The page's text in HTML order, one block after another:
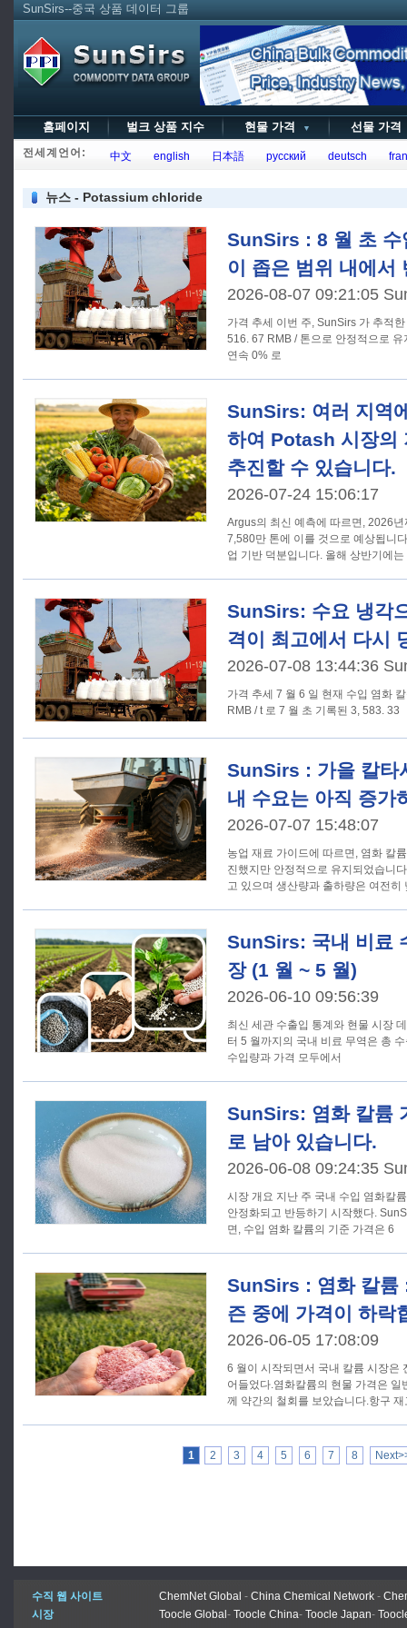
SunSirs--중국 상품 데이터 그룹
홈페이지 벌크 상품 지수 현물 가격 ▼ 선물 가
전세계언어: 中文 english 日本語 русский deutsch
뉴스 - Potassium chloride
SunSirs : 8 월 초 수
이 좁은 범위 내에서
2026-08-07 09:21:05
가격 추세 이번 주, SunSirs 가 추적한 수입 염화 칼륨의 기준 가격은 3,
516. 67 RMB / 톤으로 안정적으로
연속 0% 로
SunSirs: 여러 지역
하여 Potash 시장의
추진할 수 있습니다.
2026-07-24 15:06:17
Argus의 최신 예측에 따르면, 2026
7,580만 톤에 이를 것으로 예상됩니
업 기반 덕분입니다. 올해 상반기에
SunSirs: 수요 냉각
격이 최고에서 다시
2026-07-08 13:44:36
가격 추세 7 월 6 일 현재 수입 염화 칼륨의 기준 가격은 3, 566. 67
RMB / t 로 7 월 초 기록된 3, 583. 33
SunSirs : 가을 칼타
내 수요는 아직 증가
2026-07-07 15:48:07
농업 재료 가이드에 따르면, 염화 칼
진했지만 안정적으로 유지되었습니
고 있으며 생산량과 출하량은 여전
SunSirs: 국내 비료
장 (1 월 ~ 5 월)
2026-06-10 09:56:39
최신 세관 수출입 통계와 현물 시장
터 5 월까지의 국내 비료 무역은 총
수입량과 가격 모두에서
SunSirs: 염화 칼륨
로 남아 있습니다.
2026-06-08 09:24:35
시장 개요 지난 주 국내 수입 염화칼륨 시장은 이전 하락세를 중단하고
안정화되고 반등하기 시작했다.
면, 수입 염화 칼륨의 기준 가격은 6
SunSirs : 염화 칼륨
즌 중에 가격이 하락
2026-06-05 17:08:09
6 월이 시작되면서 국내 칼륨 시장은
어들었다.염화칼륨의 현물 가격은
께 약간의 철회를 보았습니다.항구
1 2 3 4 5 6 7 8
수직 웹 사이트 ChemNet Global - China Chemical Network -
시장
Toocle Global - Toocle China- Toocle Japan-